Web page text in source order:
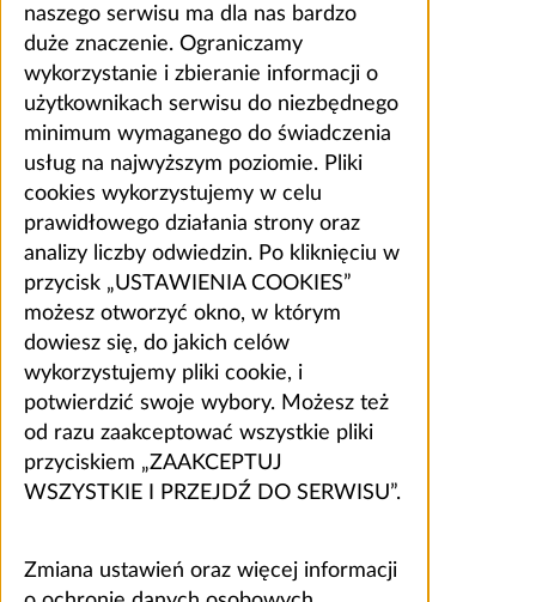
naszego serwisu ma dla nas bardzo
duże znaczenie. Ograniczamy
wykorzystanie i zbieranie informacji o
użytkownikach serwisu do niezbędnego
minimum wymaganego do świadczenia
usług na najwyższym poziomie. Pliki
cookies wykorzystujemy w celu
prawidłowego działania strony oraz
analizy liczby odwiedzin. Po kliknięciu w
przycisk „USTAWIENIA COOKIES”
możesz otworzyć okno, w którym
dowiesz się, do jakich celów
wykorzystujemy pliki cookie, i
potwierdzić swoje wybory. Możesz też
od razu zaakceptować wszystkie pliki
przyciskiem „ZAAKCEPTUJ
WSZYSTKIE I PRZEJDŹ DO SERWISU”.
Zmiana ustawień oraz więcej informacji